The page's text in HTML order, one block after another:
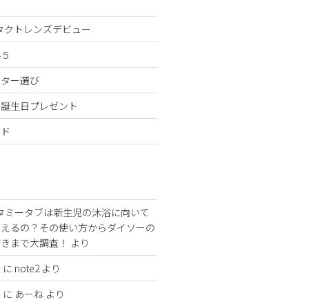
トレンズデビュー
ー選び
生日プレゼント
ミータブは新生児の沐浴に向いて
るの？その使い方からダイソーの
まで大調査！ より
に note2より
に あーねより